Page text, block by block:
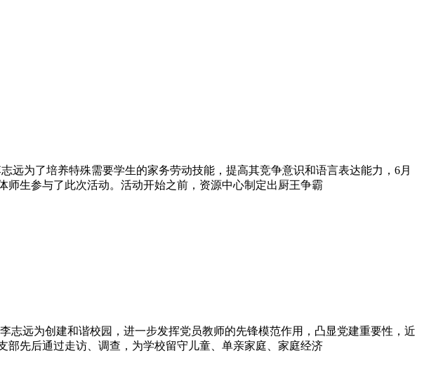
远为了培养特殊需要学生的家务劳动技能，提高其竞争意识和语言表达能力，6月
生参与了此次活动。活动开始之前，资源中心制定出厨王争霸
志远为创建和谐校园，进一步发挥党员教师的先锋模范作用，凸显党建重要性，近
先后通过走访、调查，为学校留守儿童、单亲家庭、家庭经济